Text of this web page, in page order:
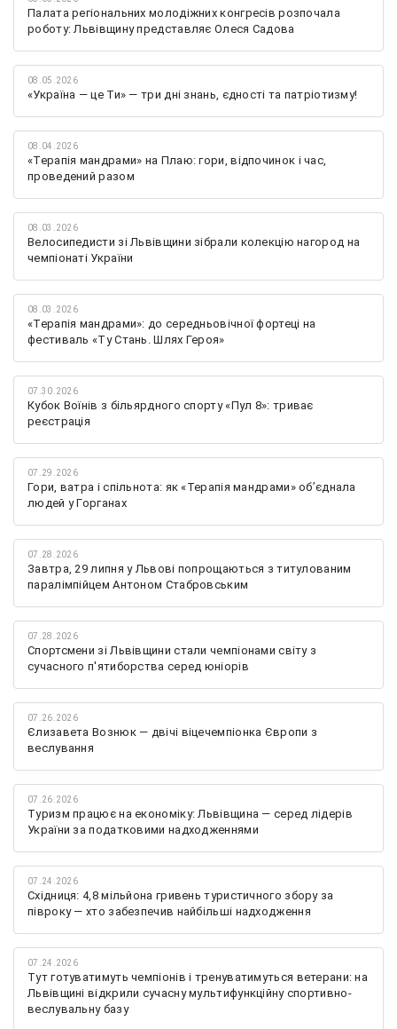
Палата регіональних молодіжних конгресів розпочала
роботу: Львівщину представляє Олеся Садова
08.05.2026
«Україна — це Ти» — три дні знань, єдності та патріотизму!
08.04.2026
«Терапія мандрами» на Плаю: гори, відпочинок і час,
проведений разом
08.03.2026
Велосипедисти зі Львівщини зібрали колекцію нагород на
чемпіонаті України
08.03.2026
«Терапія мандрами»: до середньовічної фортеці на
фестиваль «Ту Стань. Шлях Героя»
07.30.2026
Кубок Воїнів з більярдного спорту «Пул 8»: триває
реєстрація
07.29.2026
Гори, ватра і спільнота: як «Терапія мандрами» об’єднала
людей у Горганах
07.28.2026
Завтра, 29 липня у Львові попрощаються з титулованим
паралімпійцем Антоном Стабровським
07.28.2026
Спортсмени зі Львівщини стали чемпіонами світу з
сучасного п'ятиборства серед юніорів
07.26.2026
Єлизавета Вознюк — двічі віцечемпіонка Європи з
веслування
07.26.2026
Туризм працює на економіку: Львівщина — серед лідерів
України за податковими надходженнями
07.24.2026
Східниця: 4,8 мільйона гривень туристичного збору за
півроку — хто забезпечив найбільші надходження
07.24.2026
Тут готуватимуть чемпіонів і тренуватимуться ветерани: на
Львівщині відкрили сучасну мультифункційну спортивно-
веслувальну базу